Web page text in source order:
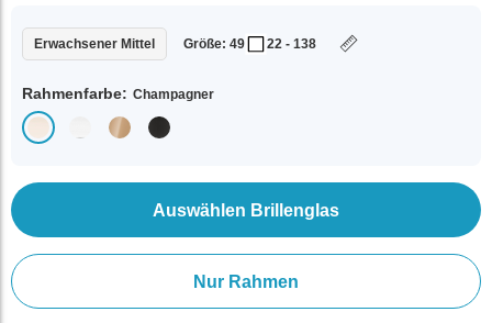
Erwachsener Mittel Größe: 49 22 - 138
Rahmenfarbe: Champagner
Auswählen Brillenglas
Nur Rahmen